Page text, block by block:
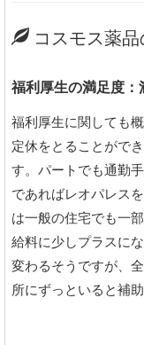
コスモス薬
福利厚生の満足度：
福利厚生に関しても
定休をとることがで
す。パートでも通勤
であればレオパレス
は一般の住宅でも一
給料に少しプラスに
変わるそうですが、
所にずっといると補